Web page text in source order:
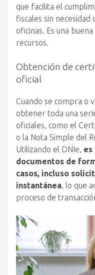
que facilita el
fiscales sin necesidad
oficinas. Es una
recursos.
Obtención de
oficial
Cuando se compra o
obtener toda una
oficiales, como el
o la Nota Simple del
Utilizando el DNIe, es
documentos de
casos, incluso
instantánea, lo que
proceso de